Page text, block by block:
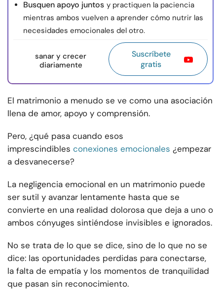
Busquen apoyo juntos y practiquen la paciencia
mientras ambos vuelven a aprender cómo nutrir las
necesidades emocionales del otro.
sanar y crecer
diariamente
Suscríbete
gratis
El matrimonio a menudo se ve como una asociación
llena de amor, apoyo y comprensión.
Pero, ¿qué pasa cuando esos
imprescindibles conexiones emocionales ¿empezar
a desvanecerse?
La negligencia emocional en un matrimonio puede
ser sutil y avanzar lentamente hasta que se
convierte en una realidad dolorosa que deja a uno o
ambos cónyuges sintiéndose invisibles e ignorados.
No se trata de lo que se dice, sino de lo que no se
dice: las oportunidades perdidas para conectarse,
la falta de empatía y los momentos de tranquilidad
que pasan sin reconocimiento.